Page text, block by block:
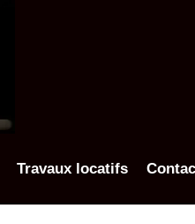
Travaux locatifs